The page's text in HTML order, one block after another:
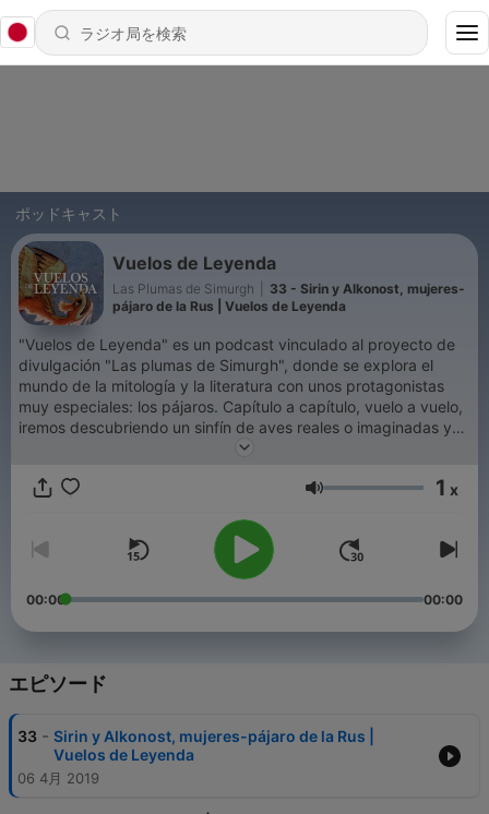
ポッドキャスト
Vuelos de Leyenda
Las Plumas de Simurgh
33 - Sirin y Alkonost, mujeres-
pájaro de la Rus | Vuelos de Leyenda
"Vuelos de Leyenda" es un podcast vinculado al proyecto de
divulgación "Las plumas de Simurgh", donde se explora el
mundo de la mitología y la literatura con unos protagonistas
muy especiales: los pájaros. Capítulo a capítulo, vuelo a vuelo,
iremos descubriendo un sinfín de aves reales o imaginadas y
su importancia dentro del pensamiento mitológico y
音量 1 x
00:00 00:00
エピソード
33 - Sirin y Alkonost, mujeres-pájaro de la Rus |
Vuelos de Leyenda
06 4月 2019